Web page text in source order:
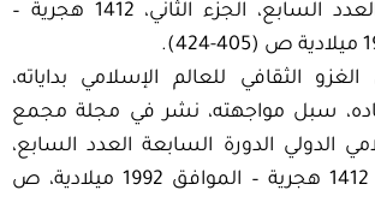
السابعة – العدد السابع، الجزء الثاني، 1412 هجرية –
الثقافي للعالم الإسلامي بداياته،
سبل مواجهته، نشر في مجلة مجمع
الدولي الدورة السابعة العدد السابع،
الجزء الرابع، 1412 هجرية – الموافق 1992 ميلادية، ص